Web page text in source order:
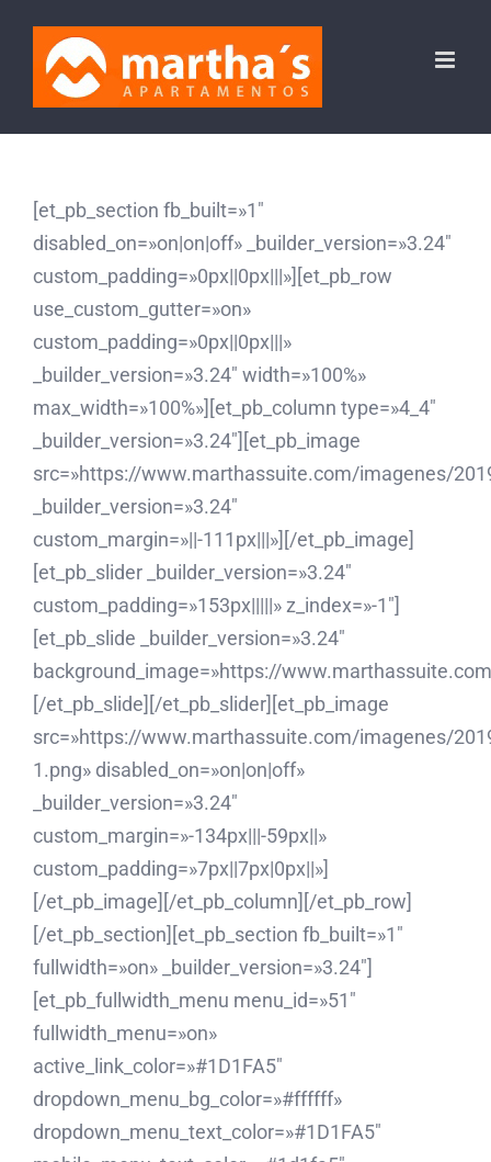
contenido
[et_pb_section fb_built=»1″
disabled_on=»on|on|off» _builder_version=»3.24″
custom_padding=»0px||0px|||»][et_pb_row
use_custom_gutter=»on»
custom_padding=»0px||0px|||»
_builder_version=»3.24″ width=»100%»
max_width=»100%»][et_pb_column type=»4_4″
_builder_version=»3.24″][et_pb_image
src=»https://www.marthassuite.com/imagenes/
_builder_version=»3.24″
custom_margin=»||-111px|||»][/et_pb_image]
[et_pb_slider _builder_version=»3.24″
custom_padding=»153px|||||» z_index=»-1″]
[et_pb_slide _builder_version=»3.24″
background_image=»https://
[/et_pb_slide][/et_pb_slider][et_pb_image
src=»https://www.marthassuite.com/imagenes/
1.png» disabled_on=»on|on|off»
_builder_version=»3.24″
custom_margin=»-134px|||-59px||»
custom_padding=»7px||7px|0px||»]
[/et_pb_image][/et_pb_column][/et_pb_row]
[/et_pb_section][et_pb_section fb_built=»1″
fullwidth=»on» _builder_version=»3.24″]
[et_pb_fullwidth_menu menu_id=»51″
fullwidth_menu=»on»
active_link_color=»#1D1FA5″
dropdown_menu_bg_color=»#ffffff»
dropdown_menu_text_color=»#1D1FA5″